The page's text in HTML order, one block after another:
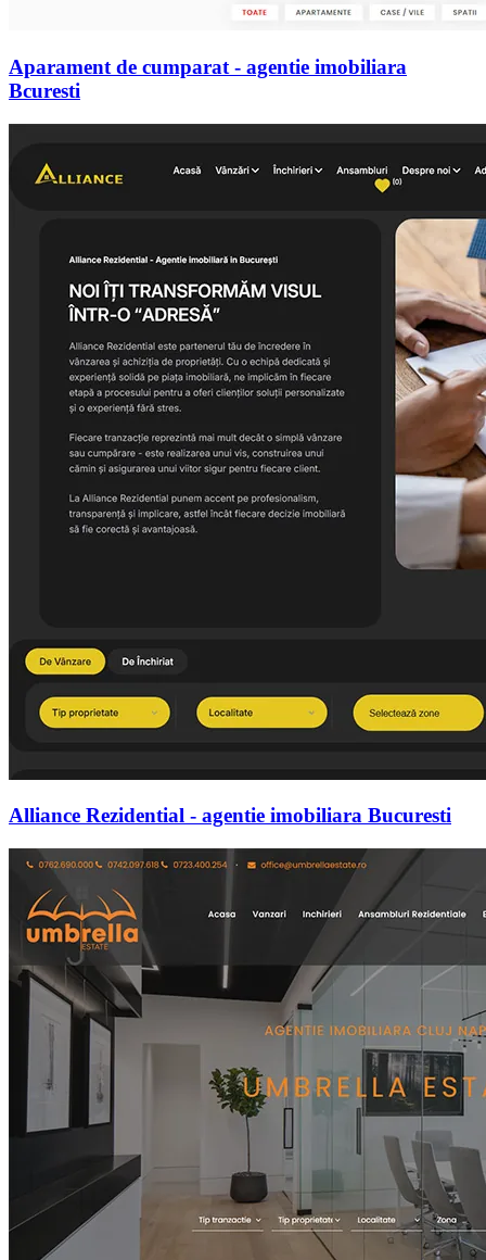
Aparament de cumparat - agentie imobiliara
Bcuresti
Alliance Rezidential - agentie imobiliara Bucuresti